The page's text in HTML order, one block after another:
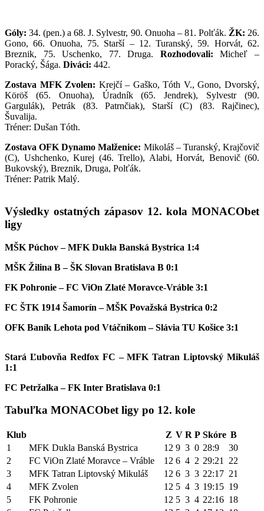
Góly: 34. (pen.) a 68. J. Sylvestr, 90. Onuoha – 81. Polťák. ŽK: 26.
Gono, 66. Onuoha, 75. Starší – 12. Turanský, 59. Horvát, 62.
Breznik, 75. Uschenko, 77. Druga. Rozhodovali: Micheľ –
Poracký, Šága. Diváci: 442.
Zostava MFK Zvolen: Krejčí – Gaško, Tóth V., Gono, Dvorský,
Köröš (65. Onuoha), Úradník (65. Jendrek), Sylvestr (90.
Gargulák), Petrák (83. Patrnčiak), Starší (C) (83. Rajčinec),
Šuvalija.
Tréner: Dušan Tóth.
Zostava OFK Dynamo Malženice: Mikoláš – Turanský, Krajčovič
(C), Ushchenko, Kurej (46. Trello), Alabi, Horvát, Benovič (60.
Bukovský), Breznik, Druga, Polťák.
Tréner: Patrik Malý.
Výsledky ostatných zápasov 12. kola MONACObet
ligy
MŠK Púchov – MFK Dukla Banská Bystrica 1:4
MŠK Žilina B – ŠK Slovan Bratislava B 0:1
FK Pohronie – FC ViOn Zlaté Moravce-Vráble 3:1
FC ŠTK 1914 Šamorín – MŠK Považská Bystrica 0:2
OFK Baník Lehota pod Vtáčnikom – Slávia TU Košice 3:1
Stará Ľubovňa Redfox FC – MFK Tatran Liptovský Mikuláš
1:1
FC Petržalka – FK Inter Bratislava 0:1
Tabuľka MONACObet ligy po 12. kole
Klub Z V R P Skóre B
1
MFK Dukla Banská Bystrica 12 9 3 0 28:9
30
2
FC ViOn Zlaté Moravce – Vráble 12 6 4 2 29:21
22
3
MFK Tatran Liptovský Mikuláš 12 6 3 3 22:17 21
4
MFK Zvolen 12 5 4 3 19:15 19
5
FK Pohronie 12 5 3 4 22:16 18